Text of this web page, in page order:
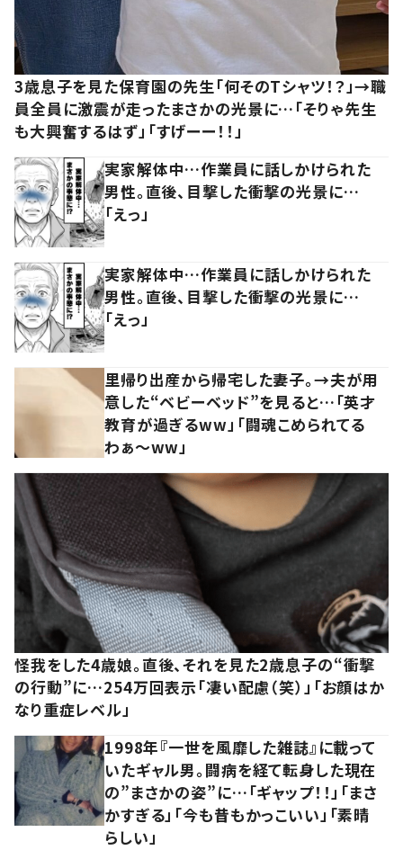
3歳息子を見た保育園の先生「何そのTシャツ！？」→職
員全員に激震が走ったまさかの光景に…「そりゃ先生
も大興奮するはず」「すげーー！！」
実家解体中…作業員に話しかけられた
男性。直後、目撃した衝撃の光景に…
「えっ」
実家解体中…作業員に話しかけられた
男性。直後、目撃した衝撃の光景に…
「えっ」
里帰り出産から帰宅した妻子。→夫が用
意した“ベビーベッド”を見ると…「英才
教育が過ぎるww」「闘魂こめられてる
わぁ～ww」
怪我をした4歳娘。直後、それを見た2歳息子の“衝撃
の行動”に…254万回表示「凄い配慮（笑）」「お顔はか
なり重症レベル」
1998年『一世を風靡した雑誌』に載って
いたギャル男。闘病を経て転身した現在
の”まさかの姿”に…「ギャップ！！」「まさ
かすぎる」「今も昔もかっこいい」「素晴
らしい」